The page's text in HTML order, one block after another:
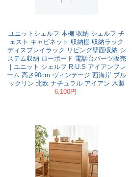
ユニットシェルフ 本棚 収納 シェルフ チ
ェスト キャビネット 収納棚 収納ラック
ディスプレイラック リビング壁面収納 シ
ステム収納 ローボード 電話台パーツ販売
｜ユニット シェルフ R.U.S アイアンフレ
ーム 高さ90cm ヴィンテージ 西海岸 ブル
ックリン 北欧 ナチュラル アイアン 木製
6,100円